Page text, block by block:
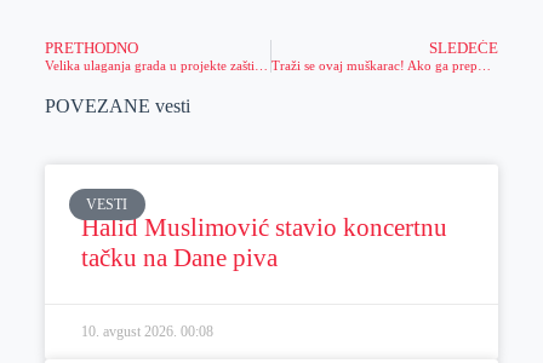
PRETHODNO SLEDEĆE
POVEZANE vesti
VESTI
Halid Muslimović stavio koncertnu
tačku na Dane piva
10. avgust 2026. 00:08